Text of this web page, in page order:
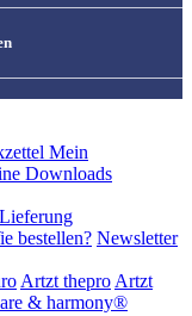
Mein
Downloads
bestellen? Newsletter
Artzt thepro Artzt
& harmony®